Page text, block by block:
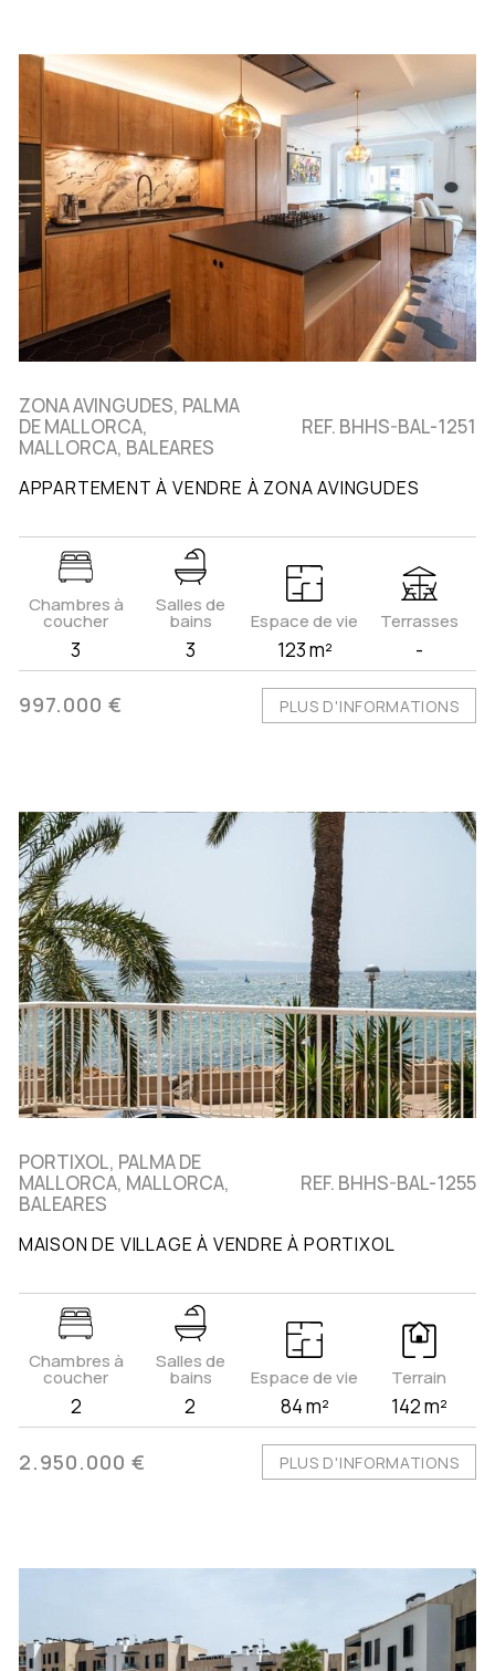
ZONA AVINGUDES, PALMA
DE MALLORCA,
MALLORCA, BALEARES
REF. BHHS-BAL-1251
APPARTEMENT À VENDRE À ZONA AVINGUDES
Chambres à
coucher
3
Salles de
bains
3
Espace de vie
123 m²
Terrasses
-
997.000 € PLUS D'INFORMATIONS
PORTIXOL, PALMA DE
MALLORCA, MALLORCA,
BALEARES
REF. BHHS-BAL-1255
MAISON DE VILLAGE À VENDRE À PORTIXOL
Chambres à
coucher
2
Salles de
bains
2
Espace de vie
84 m²
Terrain
142 m²
2.950.000 € PLUS D'INFORMATIONS